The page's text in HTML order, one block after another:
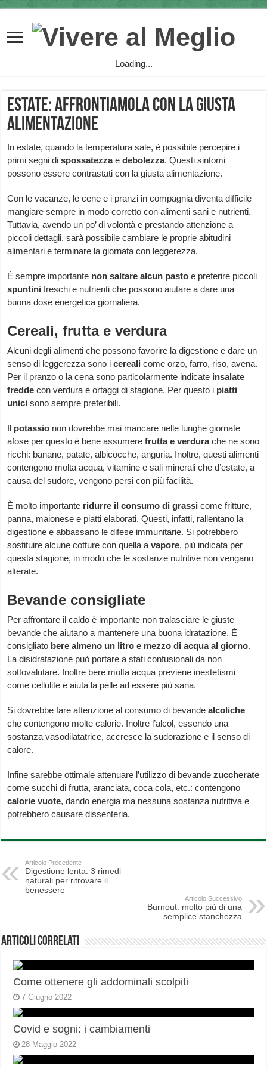
Loading...
Estate: affrontiamola con la giusta
alimentazione
In estate, quando la temperatura sale, è possibile percepire i
primi segni dispossatezzaedebolezza. Questi sintomi
possono essere contrastati con la giusta alimentazione.
Con le vacanze, le cene e i pranzi in compagnia diventa difficile
mangiare sempre in modo corretto con alimenti sani e nutrienti.
Tuttavia, avendo un po’ di volontà e prestando attenzione a
piccoli dettagli, sarà possibile cambiare le proprie abitudini
alimentari e terminare la giornata con leggerezza.
È sempre importante non saltare alcun pasto e preferire piccoli
spuntini freschi e nutrienti che possono aiutare a dare una
buona dose energetica giornaliera.
Cereali, frutta e verdura
Alcuni degli alimenti che possono favorire la digestione e dare un
senso di leggerezza sono icereali come orzo, farro, riso, avena.
Per il pranzo o la cena sono particolarmente indicate insalate
fredde con verdura e ortaggi di stagione. Per questo i piatti
unici sono sempre preferibili.
Il potassio non dovrebbe mai mancare nelle lunghe giornate
afose per questo è bene assumerefrutta e verdurache ne sono
ricchi: banane, patate, albicocche, anguria. Inoltre, questi alimenti
contengono molta acqua, vitamine e sali minerali che d’estate, a
causa del sudore, vengono persi con più facilità.
È molto importante ridurre il consumo di grassi come fritture,
panna, maionese e piatti elaborati. Questi, infatti, rallentano la
digestione e abbassano le difese immunitarie. Si potrebbero
sostituire alcune cotture con quella avapore, più indicata per
questa stagione, in modo che le sostanze nutritive non vengano
alterate.
Bevande consigliate
Per affrontare il caldo è importante non tralasciare le giuste
bevande che aiutano a mantenere una buona idratazione. È
consigliato bere almeno un litro e mezzo di acqua al giorno.
La disidratazione può portare a stati confusionali da non
sottovalutare. Inoltre bere molta acqua previene inestetismi
come cellulite e aiuta la pelle ad essere più sana.
Si dovrebbe fare attenzione al consumo di bevandealcoliche
che contengono molte calorie. Inoltre l’alcol, essendo una
sostanza vasodilatatrice, accresce la sudorazione e il senso di
calore.
Infine sarebbe ottimale attenuare l’utilizzo di bevandezuccherate
come succhi di frutta, aranciata, coca cola, etc.: contengono
calorie vuote, dando energia ma nessuna sostanza nutritiva e
potrebbero causare dissenteria.
Articolo Precedente
Digestione lenta: 3 rimedi
naturali per ritrovare il
benessere
Articolo Successivo
Burnout: molto più di una
semplice stanchezza
Articoli correlati
Come ottenere gli addominali scolpiti
7 Giugno 2022
Covid e sogni: i cambiamenti
28 Maggio 2022